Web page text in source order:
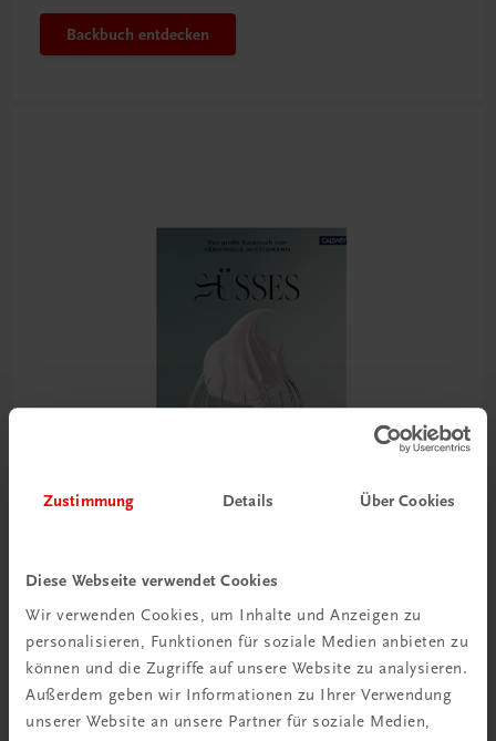
Zustimmung Details Über Cookies
Diese Webseite verwendet Cookies
Wir verwenden Cookies, um Inhalte und Anzeigen zu
personalisieren, Funktionen für soziale Medien anbieten zu
können und die Zugriffe auf unsere Website zu analysieren.
Außerdem geben wir Informationen zu Ihrer Verwendung
unserer Website an unsere Partner für soziale Medien,
Backbuch entdecken
Süsses